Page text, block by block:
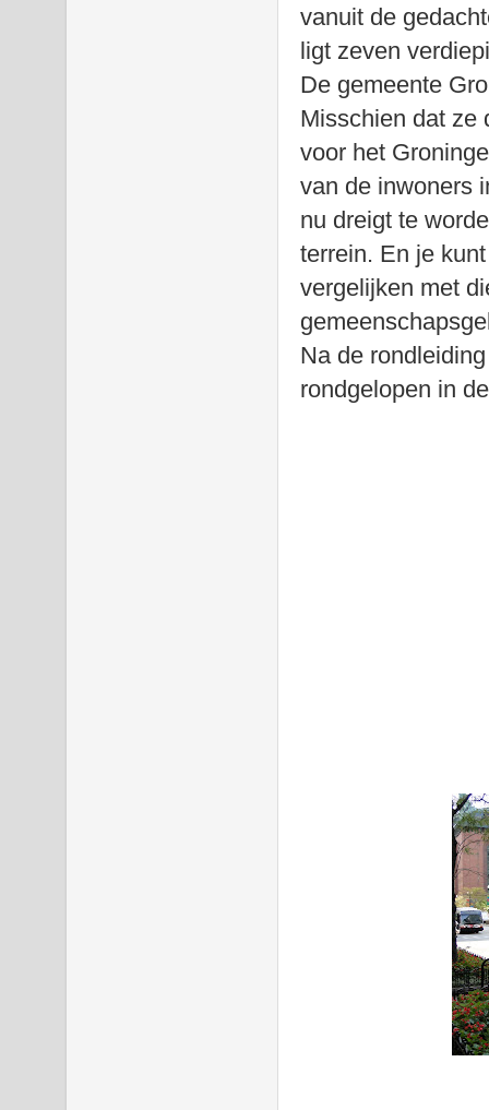
vanuit de
ligt zeven
De gemeente
Misschien dat ze
voor het
van de inwoners
nu dreigt te
terrein. En je
vergelijken met
Na de
rondgelopen in